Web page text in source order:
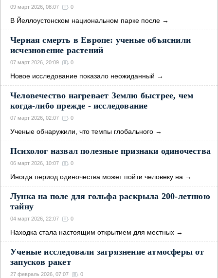
09 март 2026, 08:07 0
В Йеллоустонском национальном парке после →
Черная смерть в Европе: ученые объяснили
исчезновение растений
07 март 2026, 20:09 0
Новое исследование показало неожиданный →
Человечество нагревает Землю быстрее, чем
когда-либо прежде - исследование
07 март 2026, 02:07 0
Ученые обнаружили, что темпы глобального →
Психолог назвал полезные признаки одиночества
06 март 2026, 10:07 0
Иногда период одиночества может пойти человеку на →
Лунка на поле для гольфа раскрыла 200-летнюю
тайну
04 март 2026, 22:07 0
Находка стала настоящим открытием для местных →
Ученые исследовали загрязнение атмосферы от
запусков ракет
27 февраль 2026, 07:07 0